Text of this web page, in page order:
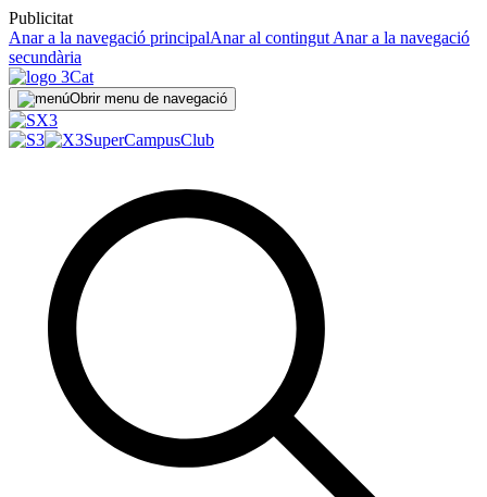
Publicitat
Anar a la navegació principalAnar al contingut Anar a la navegació
secundària
Obrir menu de navegació
SuperCampusClub